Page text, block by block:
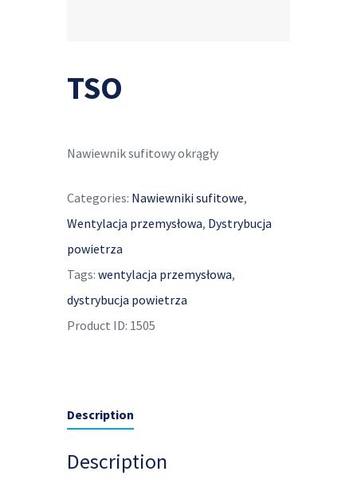
TSO
Nawiewnik sufitowy okrągły
Categories: Nawiewniki sufitowe,
Wentylacja przemysłowa, Dystrybucja
powietrza
Tags: wentylacja przemysłowa,
dystrybucja powietrza
Product ID: 1505
Description
Description